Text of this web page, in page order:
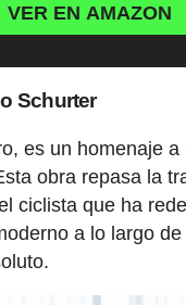
VER EN AMAZON
Schurter
es un homenaje a
obra repasa la
ciclista que ha
a lo largo